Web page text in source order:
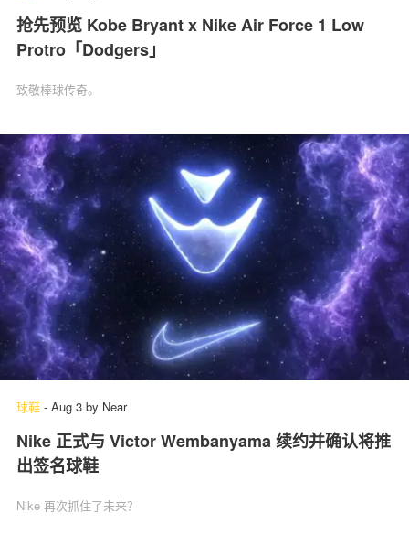
抢先预览 Kobe Bryant x Nike Air Force 1 Low
Protro「Dodgers」
致敬棒球传奇。
球鞋 - Aug 3 by Near
Nike 正式与 Victor Wembanyama 续约并确认将推
出签名球鞋
Nike 再次抓住了未来？